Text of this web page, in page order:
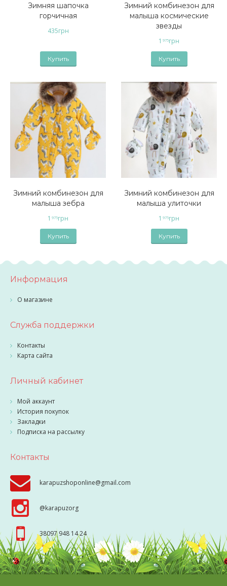
Зимняя шапочка
горчичная
435грн
Купить
Зимний комбинезон для
малыша космические
звезды
1 975грн
Купить
Зимний комбинезон для
малыша зебра
1 975грн
Купить
Зимний комбинезон для
малыша улиточки
1 975грн
Купить
Информация
О магазине
Служба поддержки
Контакты
Карта сайта
Личный кабинет
Мой аккаунт
История покупок
Закладки
Подписка на рассылку
Контакты
karapuzshoponline@gmail.com
@karapuzorg
38097 948 14 24